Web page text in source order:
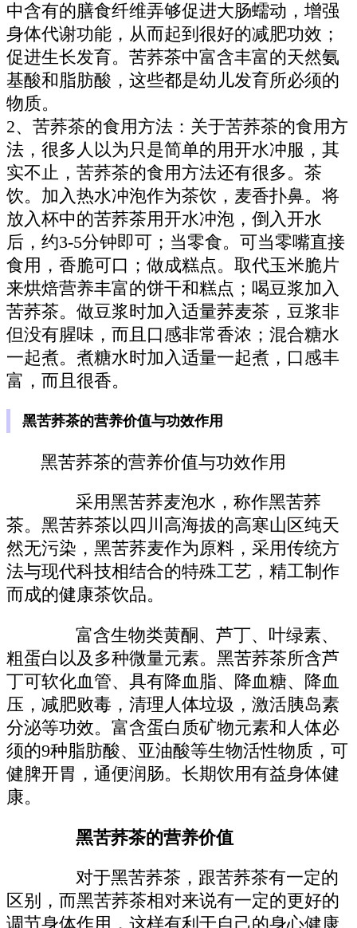
中含有的膳食纤维弄够促进大肠蠕动，增强
身体代谢功能，从而起到很好的减肥功效；
促进生长发育。苦荞茶中富含丰富的天然氨
基酸和脂肪酸，这些都是幼儿发育所必须的
物质。
2、苦荞茶的食用方法：关于苦荞茶的食用方
法，很多人以为只是简单的用开水冲服，其
实不止，苦荞茶的食用方法还有很多。茶
饮。加入热水冲泡作为茶饮，麦香扑鼻。将
放入杯中的苦荞茶用开水冲泡，倒入开水
后，约3-5分钟即可；当零食。可当零嘴直接
食用，香脆可口；做成糕点。取代玉米脆片
来烘焙营养丰富的饼干和糕点；喝豆浆加入
苦荞茶。做豆浆时加入适量荞麦茶，豆浆非
但没有腥味，而且口感非常香浓；混合糖水
一起煮。煮糖水时加入适量一起煮，口感丰
富，而且很香。
黑苦荞茶的营养价值与功效作用
黑苦荞茶的营养价值与功效作用
采用黑苦荞麦泡水，称作黑苦荞
茶。黑苦荞茶以四川高海拔的高寒山区纯天
然无污染，黑苦荞麦作为原料，采用传统方
法与现代科技相结合的特殊工艺，精工制作
而成的健康茶饮品。
富含生物类黄酮、芦丁、叶绿素、
粗蛋白以及多种微量元素。黑苦荞茶所含芦
丁可软化血管、具有降血脂、降血糖、降血
压，减肥败毒，清理人体垃圾，激活胰岛素
分泌等功效。富含蛋白质矿物元素和人体必
须的9种脂肪酸、亚油酸等生物活性物质，可
健脾开胃，通便润肠。长期饮用有益身体健
康。
黑苦荞茶的营养价值
对于黑苦荞茶，跟苦荞茶有一定的
区别，而黑苦荞茶相对来说有一定的更好的